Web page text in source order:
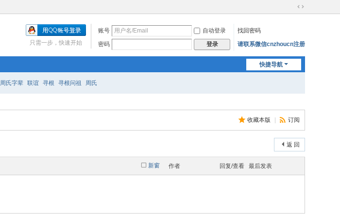
切
宽
账号 自动登录
找回密码
密码
登录 请联系微信cnzhoucn注册
只需一步，快速开始
快捷导航
周氏字辈 联谊 寻根 寻根问祖 周氏
收藏本版 订阅
返 回
新窗 作者 回复/查看 最后发表